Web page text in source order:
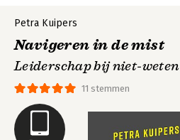
11 stemmen
Petra Kuipers
Navigeren in de mist
Leiderschap bij niet-weten